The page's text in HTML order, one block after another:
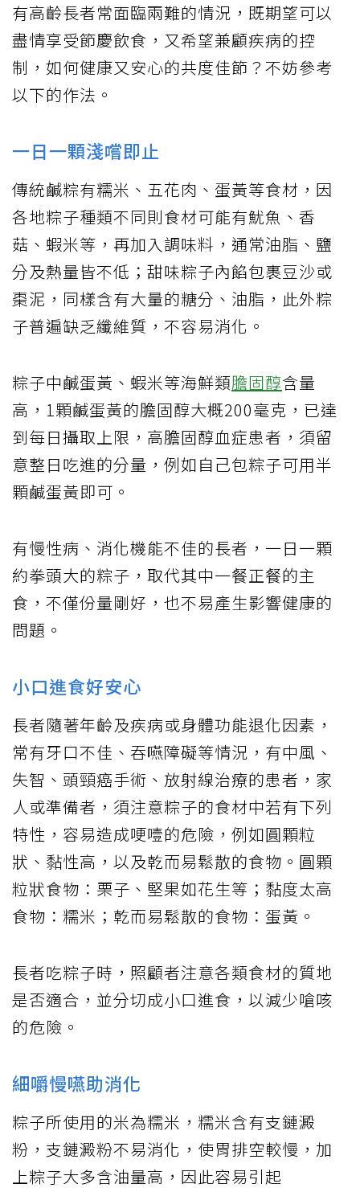
有高齡長者常面臨兩難的情況，既期望可以
盡情享受節慶飲食，又希望兼顧疾病的控
制，如何健康又安心的共度佳節？不妨參考
以下的作法。
一日一顆淺嚐即止
傳統鹹粽有糯米、五花肉、蛋黃等食材，因
各地粽子種類不同則食材可能有魷魚、香
菇、蝦米等，再加入調味料，通常油脂、鹽
分及熱量皆不低；甜味粽子內餡包裹豆沙或
棗泥，同樣含有大量的糖分、油脂，此外粽
子普遍缺乏纖維質，不容易消化。
粽子中鹹蛋黃、蝦米等海鮮類膽固醇含量
高，1顆鹹蛋黃的膽固醇大概200毫克，已達
到每日攝取上限，高膽固醇血症患者，須留
意整日吃進的分量，例如自己包粽子可用半
顆鹹蛋黃即可。
有慢性病、消化機能不佳的長者，一日一顆
約拳頭大的粽子，取代其中一餐正餐的主
食，不僅份量剛好，也不易產生影響健康的
問題。
小口進食好安心
長者隨著年齡及疾病或身體功能退化因素，
常有牙口不佳、吞嚥障礙等情況，有中風、
失智、頭頸癌手術、放射線治療的患者，家
人或準備者，須注意粽子的食材中若有下列
特性，容易造成哽噎的危險，例如圓顆粒
狀、黏性高，以及乾而易鬆散的食物。圓顆
粒狀食物：栗子、堅果如花生等；黏度太高
食物：糯米；乾而易鬆散的食物：蛋黃。
長者吃粽子時，照顧者注意各類食材的質地
是否適合，並分切成小口進食，以減少嗆咳
的危險。
細嚼慢嚥助消化
粽子所使用的米為糯米，糯米含有支鏈澱
粉，支鏈澱粉不易消化，使胃排空較慢，加
上粽子大多含油量高，因此容易引起